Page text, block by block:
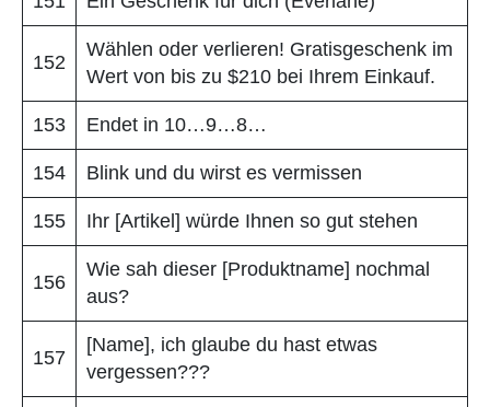
152
Wählen oder verlieren! Gratisgeschenk im
Wert von bis zu $210 bei Ihrem Einkauf.
153 Endet in 10…9…8…
154 Blink und du wirst es vermissen
155 Ihr [Artikel] würde Ihnen so gut stehen
156
Wie sah dieser [Produktname] nochmal
aus?
157
[Name], ich glaube du hast etwas
vergessen???